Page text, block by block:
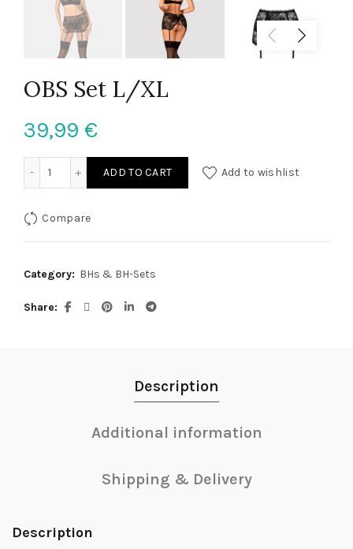
OBS Set L/XL
39,99 €
ADD TO CART Add to wishlist
Compare
Category: BHs & BH-Sets
Share
Description
Additional information
Shipping & Delivery
Description